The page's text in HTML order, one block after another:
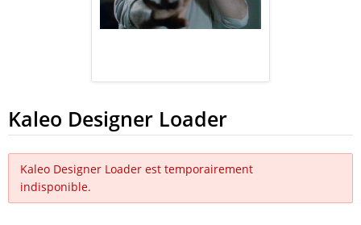
Kaleo Designer Loader
Kaleo Designer Loader est temporairement
indisponible.